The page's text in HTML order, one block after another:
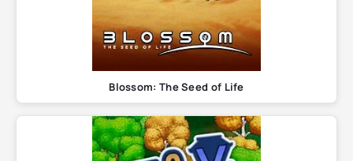
Blossom: The Seed of Life